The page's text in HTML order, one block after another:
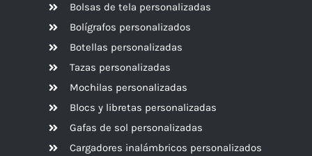
Bolsas de tela personalizadas
Bolígrafos personalizados
Botellas personalizadas
Tazas personalizadas
Mochilas personalizadas
Blocs y libretas personalizadas
Gafas de sol personalizadas
Cargadores inalámbricos personalizados